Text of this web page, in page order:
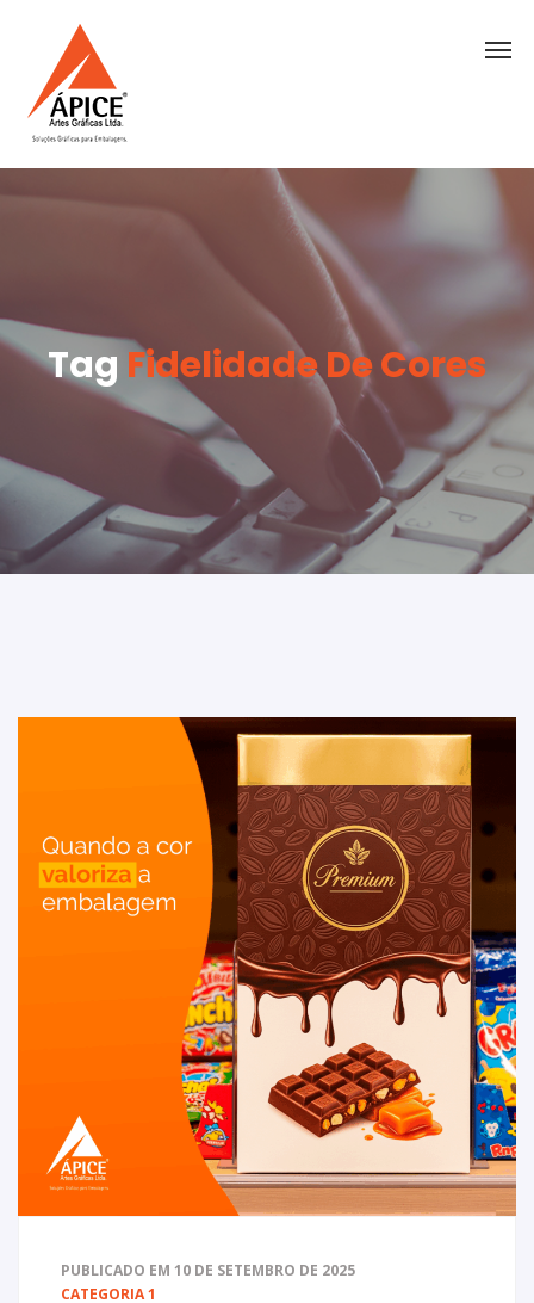
Tag Fidelidade De Cores
PUBLICADO EM 10 DE SETEMBRO DE 2025
CATEGORIA 1